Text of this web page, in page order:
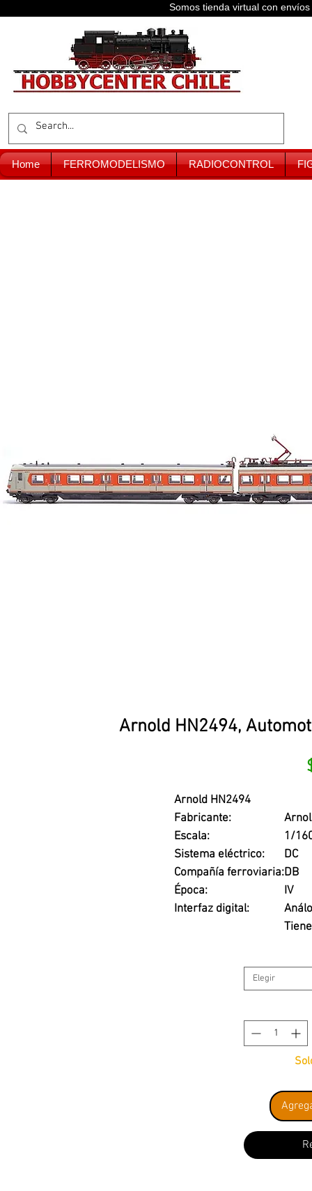
Somos tienda virtual con
Home FERROMODELISMO RADIOCONTROL
Arnold HN2494,
Arnold HN2494
Fabricante:
Escala:
1/
Sistema eléctrico:
DC
Compañía ferroviaria:DB
Época:
IV
Interfaz digital:
Elegir